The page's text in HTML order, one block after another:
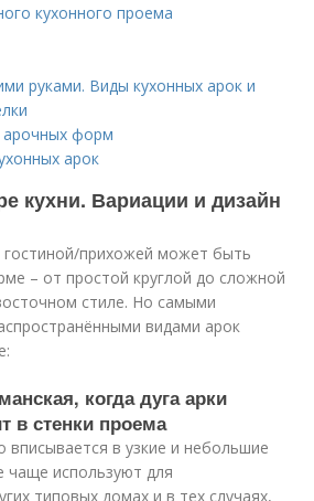
кухонного проема
руками. Виды кухонных арок и
арочных форм
арок
кухни. Вариации и дизайн
гостиной/прихожей может быть
– от простой круглой до сложной
стиле. Но самыми
видами арок
когда дуга арки
в стенки проема
в узкие и небольшие
чаще используют для
типовых домах и в тех случаях,